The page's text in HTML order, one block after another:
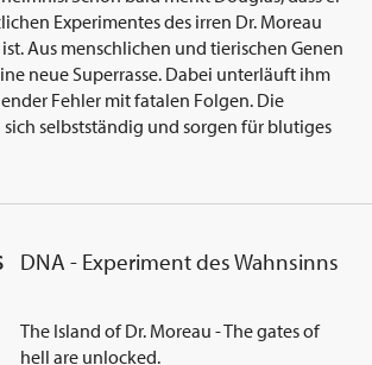
Experimentes des irren Dr. Moreau
Aus menschlichen und tierischen Genen
neue Superrasse. Dabei unterläuft ihm
Fehler mit fatalen Folgen. Die
selbstständig und sorgen für blutiges
DNA - Experiment des Wahnsinns
The Island of Dr. Moreau - The gates of
hell are unlocked.